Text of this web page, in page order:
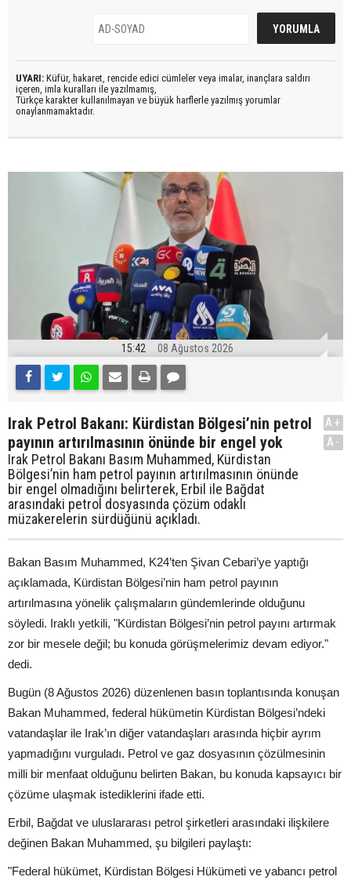
UYARI: Küfür, hakaret, rencide edici cümleler veya imalar, inançlara saldırı
içeren, imla kuralları ile yazılmamış,
Türkçe karakter kullanılmayan ve büyük harflerle yazılmış yorumlar
onaylanmamaktadır.
15:42 08 Ağustos 2026
Irak Petrol Bakanı: Kürdistan Bölgesi’nin petrol
payının artırılmasının önünde bir engel yok
Irak Petrol Bakanı Basım Muhammed, Kürdistan
Bölgesi’nin ham petrol payının artırılmasının önünde
bir engel olmadığını belirterek, Erbil ile Bağdat
arasındaki petrol dosyasında çözüm odaklı
müzakerelerin sürdüğünü açıkladı.
A+
A-
Bakan Basım Muhammed, K24’ten Şivan Cebari’ye yaptığı
açıklamada, Kürdistan Bölgesi’nin ham petrol payının
artırılmasına yönelik çalışmaların gündemlerinde olduğunu
söyledi. Iraklı yetkili, "Kürdistan Bölgesi’nin petrol payını artırmak
zor bir mesele değil; bu konuda görüşmelerimiz devam ediyor."
dedi.
Bugün (8 Ağustos 2026) düzenlenen basın toplantısında konuşan
Bakan Muhammed, federal hükümetin Kürdistan Bölgesi’ndeki
vatandaşlar ile Irak’ın diğer vatandaşları arasında hiçbir ayrım
yapmadığını vurguladı. Petrol ve gaz dosyasının çözülmesinin
milli bir menfaat olduğunu belirten Bakan, bu konuda kapsayıcı bir
çözüme ulaşmak istediklerini ifade etti.
Erbil, Bağdat ve uluslararası petrol şirketleri arasındaki ilişkilere
değinen Bakan Muhammed, şu bilgileri paylaştı:
"Federal hükümet, Kürdistan Bölgesi Hükümeti ve yabancı petrol